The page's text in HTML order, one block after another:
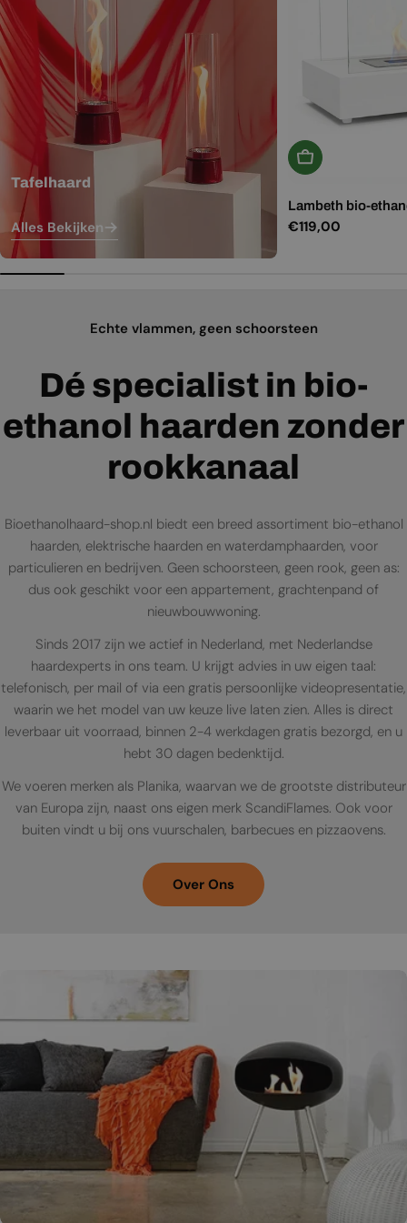
Tafelhaard
Alles Bekijken
In Winkelwagen
Lambeth bio-
Normale
€119,00
Echte vlammen, geen schoorsteen
Dé specialist in bio-
ethanol haarden zonder
rookkanaal
Bioethanolhaard-shop.nl biedt een breed assortiment bio-ethanol
haarden, elektrische haarden en waterdamphaarden, voor
particulieren en bedrijven. Geen schoorsteen, geen rook, geen as:
dus ook geschikt voor een appartement, grachtenpand of
nieuwbouwwoning.
Sinds 2017 zijn we actief in Nederland, met Nederlandse
haardexperts in ons team. U krijgt advies in uw eigen taal:
telefonisch, per mail of via een gratis persoonlijke videopresentatie,
waarin we het model van uw keuze live laten zien. Alles is direct
leverbaar uit voorraad, binnen 2-4 werkdagen gratis bezorgd, en u
hebt 30 dagen bedenktijd.
We voeren merken als Planika, waarvan we de grootste distributeur
van Europa zijn, naast ons eigen merk ScandiFlames. Ook voor
buiten vindt u bij ons vuurschalen, barbecues en pizzaovens.
Over Ons